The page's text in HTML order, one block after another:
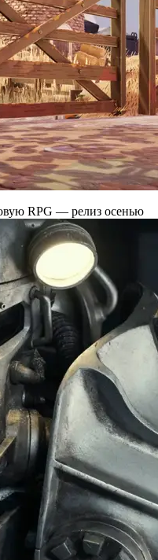
RPG — релиз осенью